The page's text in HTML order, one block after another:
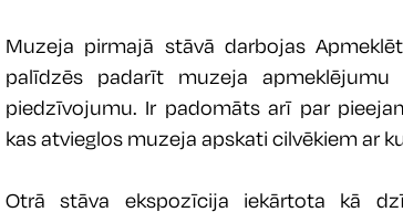
Muzeja pirmajā stāvā darbojas
palīdzēs padarīt muzeja
piedzīvojumu. Ir padomāts arī par
kas atvieglos muzeja apskati cilvēkiem ar
Otrā stāva ekspozīcija iekārtota kā